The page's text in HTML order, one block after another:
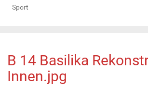
Sport
B 14 Basilika
Innen.jpg